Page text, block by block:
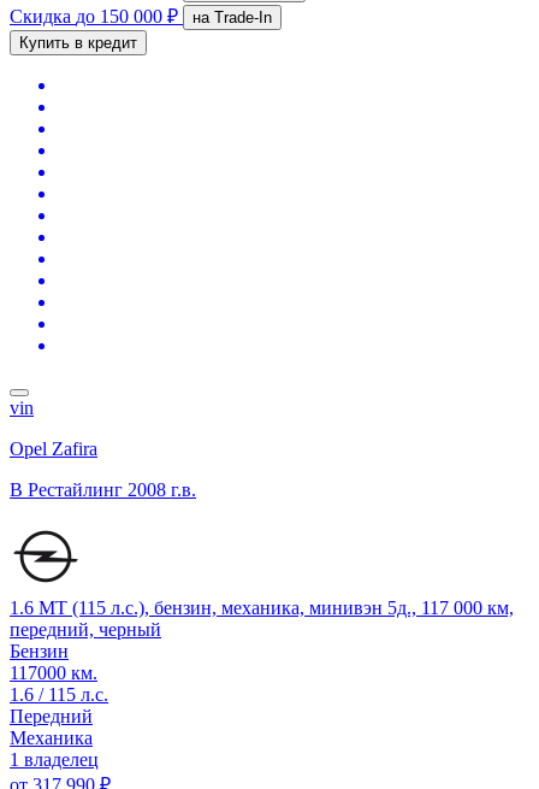
Скидка до 150 000 ₽
на Trade-In
Купить в кредит
vin
Opel Zafira
B Рестайлинг 2008 г.в.
1.6 MT (115 л.с.), бензин, механика, минивэн 5д., 117 000 км,
передний, черный
Бензин
117000 км.
1.6 / 115 л.с.
Передний
Механика
1 владелец
от 317 990 ₽